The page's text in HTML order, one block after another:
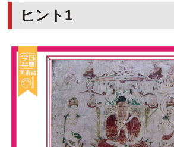
ヒント1